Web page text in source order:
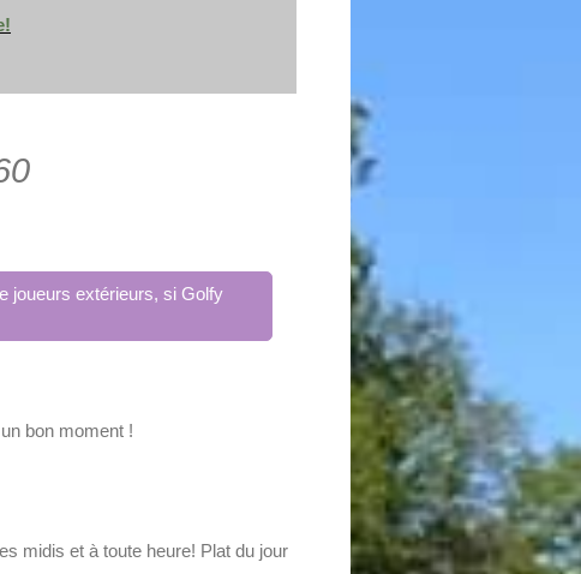
joueurs extérieurs, si Golfy
bon moment !
midis et à toute heure! Plat du jour